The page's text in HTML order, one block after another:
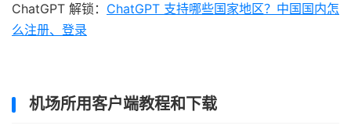
ChatGPT 解锁： ChatGPT 支持哪些国家地区？中国国内怎
么注册、登录
机场所用客户端教程和下载